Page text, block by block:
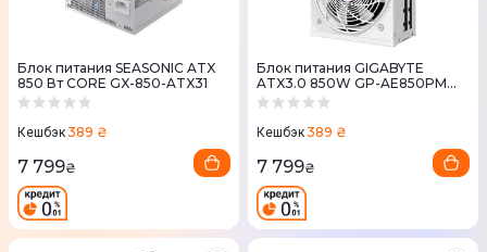
Блок питания SEASONIC ATX
850 Вт CORE GX-850-ATX31
Кешбэк389 ₴
7 799₴
Блок питания GIGABYTE
ATX3.0 850W GP-AE850PM
PG5 ICE
Кешбэк389 ₴
7 799₴